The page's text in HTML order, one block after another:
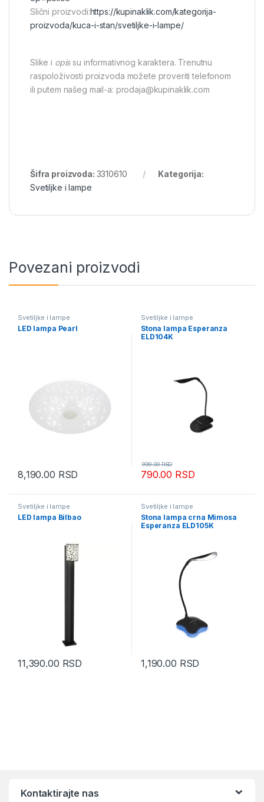
Slični proizvodi:https://kupinaklik.com/kategorija-
proizvoda/kuca-i-stan/svetiljke-i-lampe/
Slike i opissu informativnog karaktera. Trenutnu
raspoloživosti proizvoda možete proveriti telefonom
ili putem našeg mail-a: prodaja@kupinaklik.com
Šifra proizvoda: 3310610
Kategorija:
Svetiljke i lampe
Povezani proizvodi
Svetiljke i lampe
LED lampa Pearl
8,190.00 RSD
Svetiljke i lampe
Stona lampa Esperanza
ELD104K
790.00 RSD
999.00RSD
Svetiljke i lampe
LED lampa Bilbao
11,390.00 RSD
Svetiljke i lampe
Stona lampa crna Mimosa
Esperanza ELD105K
1,190.00 RSD
Kontaktirajte nas